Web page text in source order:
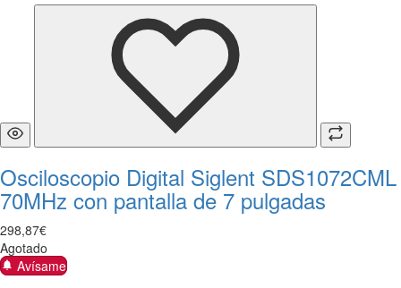
Osciloscopio Digital Siglent SDS1072CML
70MHz con pantalla de 7 pulgadas
298,87€
Agotado
Avísame